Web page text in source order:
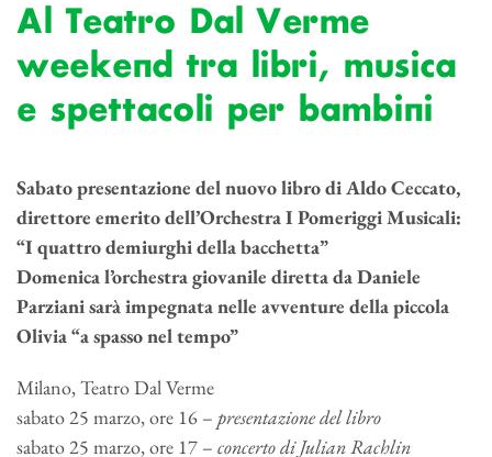
Al Teatro Dal Verme
weekend tra libri, musica
e spettacoli per bambini
Sabato presentazione del nuovo libro di Aldo Ceccato,
direttore emerito dell’Orchestra I Pomeriggi Musicali:
“I quattro demiurghi della bacchetta”
Domenica l’orchestra giovanile diretta da Daniele
Parziani sarà impegnata nelle avventure della piccola
Olivia “a spasso nel tempo”
Milano, Teatro Dal Verme
sabato 25 marzo, ore 16 – presentazione del libro
sabato 25 marzo, ore 17 – concerto di Julian Rachlin